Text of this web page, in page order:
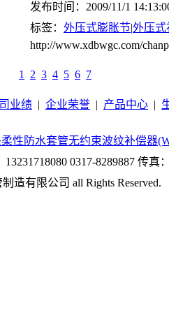
发布时间：2009/11/1
标签： 外压式膨胀节|外压式
http://www.xdbwgc.com/
1 2 3 4 5 6 7
业绩 | 企业荣誉 | 产品中心 |
柔性防水套管无约束波纹补偿器
0317-8289887 传真
造有限公司 all Rights Reserved.